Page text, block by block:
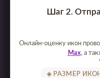
Шаг 2.
Онлайн-оценку икон
Max, а
◈ РАЗМЕР